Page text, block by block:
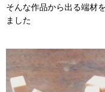
そんな作品から出る端
ました